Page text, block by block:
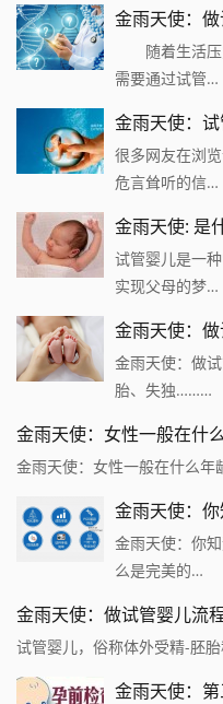
金雨天使：
随着生活压
需要通过试管…
金雨天使：
很多网友在浏
危言耸听的信…
金雨天使: 是
试管婴儿是一
实现父母的梦…
金雨天使：做
金雨天使：做
胎、失独………
金雨天使：女性一般在什
金雨天使：女性一般在什么
金雨天使：
金雨天使：你
么是完美的…
金雨天使：做试管婴儿流
试管婴儿，俗称体外受精-胚
金雨天使：